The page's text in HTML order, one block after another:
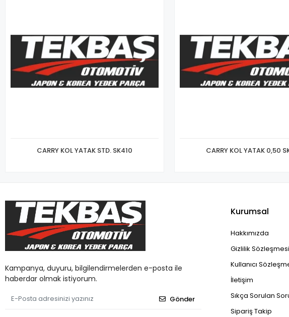
CARRY KOL YATAK STD. SK410 CARRY KOL YATAK 0,50
Kampanya, duyuru, bilgilendirmelerden e-posta ile
haberdar olmak istiyorum.
Gönder
Kurumsal
Hakkımızda
Gizlilik Sözleşmesi
Kullanıcı
İletişim
Sıkça Sorulan
Sipariş Takip